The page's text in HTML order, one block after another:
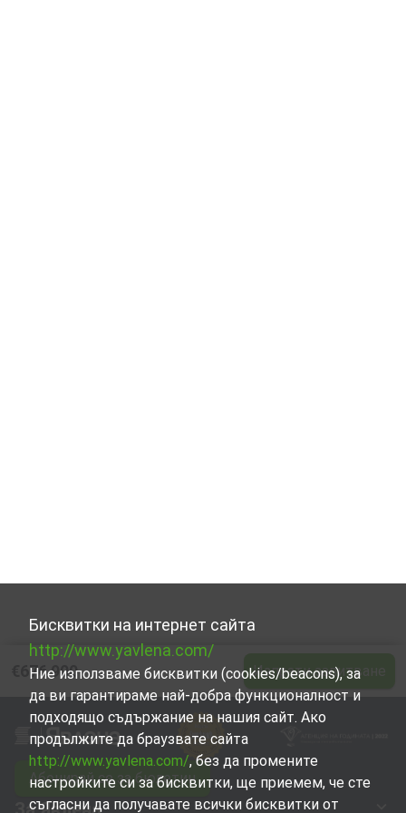
€676 900 Изпрати запитване
Бисквитки на интернет сайта
http://www.yavlena.com/
Ние използваме бисквитки (cookies/beacons), за
да ви гарантираме най-добра функционалност и
подходящо съдържание на нашия сайт. Ако
продължите да браузвате сайта
http://www.yavlena.com/, без да промените
настройките си за бисквитки, ще приемем, че сте
съгласни да получавате всички бисквитки от
Абонирай се за бюлетин